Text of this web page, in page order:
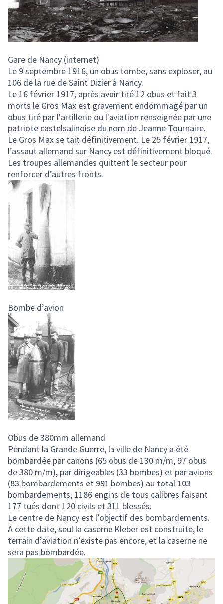
Gare de Nancy (internet)
Le 9 septembre 1916, un obus tombe, sans exploser, au
106 de la rue de Saint Dizier à Nancy.
Le 16 février 1917, après avoir tiré 12 obus et fait 3
morts le Gros Max est gravement endommagé par un
obus tiré par l'artillerie ou l'aviation renseignée par une
patriote castelsalinoise du nom de Jeanne Tournaire.
Le Gros Max se tait définitivement. Le 25 février 1917,
l’assaut allemand sur Nancy est définitivement bloqué.
Les troupes allemandes quittent le secteur pour
renforcer d’autres fronts.
Bombe d’avion
Obus de 380mm allemand
Pendant la Grande Guerre, la ville de Nancy a été
bombardée par canons (65 obus de 130 m/m, 97 obus
de 380 m/m), par dirigeables (33 bombes) et par avions
(83 bombardements et 991 bombes) au total 103
bombardements, 1186 engins de tous calibres faisant
177 tués dont 120 civils et 311 blessés.
Le centre de Nancy est l’objectif des bombardements.
A cette date, seul la caserne Kleber est construite, le
terrain d’aviation n’existe pas encore, et la caserne ne
sera pas bombardée.